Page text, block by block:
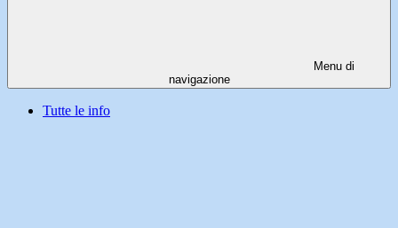
Menu di
navigazione
Tutte le info